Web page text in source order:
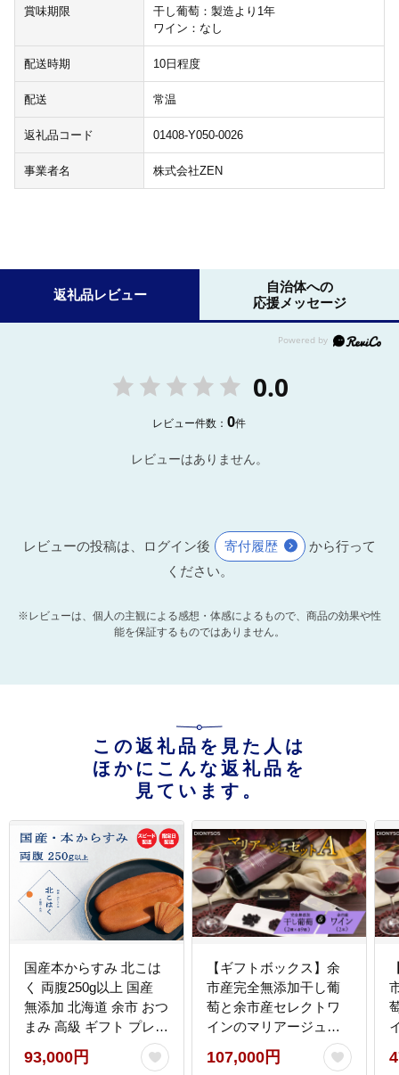
賞味期限
干し葡萄：製造より1年
ワイン：なし
配送時期 10日程度
配送 常温
返礼品コード 01408-Y050-0026
事業者名 株式会社ZEN
返礼品レビュー
自治体への
応援メッセージ
0.0
レビュー件数：0件
レビューはありません。
レビューの投稿は、ログイン後 寄付履歴
から行って
ください。
※レビューは、個人の主観による感想・体感によるもので、商品の効果や性
能を保証するものではありません。
この返礼品を見た人は
ほかにこんな返礼品を
見ています。
国産本からすみ 北こは
く 両腹250g以上 国産
無添加 北海道 余市 おつ
まみ 高級 ギフト プレゼ
ント カラスミ 唐墨 ボッ
タルガ 魚卵 肴 珍味 日
93,000円
【ギフトボックス】余
市産完全無添加干し葡
萄と余市産セレクトワ
インのマリアージュセ
ット ～A～_Y050-0025
107,000円